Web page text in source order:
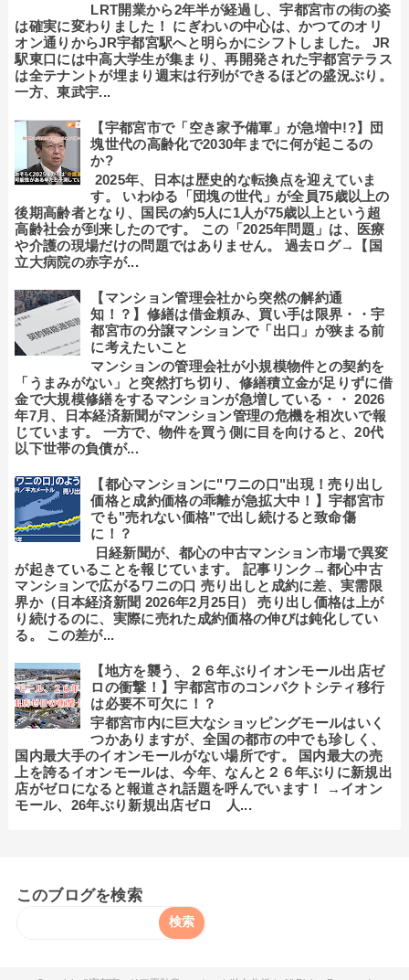
LRT開業から2年半が経過し、宇都宮市の街の姿
は確実に変わりました！ にぎわいの中心は、かつてのオリ
オン通りからJR宇都宮駅へと明らかにシフトしました。 JR
駅東口には中高大学生が集まり、再開発された宇都宮テラス
は全テナントが埋まり週末は行列ができるほどの盛況ぶり。
一方、東武宇...
【宇都宮市で「空き家予備軍」が急増中!?】団
塊世代の高齢化で2030年までに何が起こるの
か?
2025年、日本は歴史的な転換点を迎えていま
す。 いわゆる「団塊の世代」が全員75歳以上の
後期高齢者となり、国民の約5人に1人が75歳以上という超
高齢社会が到来したのです。 この「2025年問題」は、医療
や介護の現場だけの問題ではありません。 過去ログ→【国
立大病院の赤字が...
【マンション管理会社から突然の解約通
知！？】修繕は借金頼み、買い手は限界・・宇
都宮市の分譲マンションで「出口」が狭まる前
に考えたいこと
マンションの管理会社が小規模物件との契約を
「うまみがない」と突然打ち切り、修繕積立金が足りずに借
金で大規模修繕をするマンションが急増している・・ 2026
年7月、日本経済新聞がマンション管理の危機を相次いで報
じています。 一方で、物件を買う側に目を向けると、20代
以下世帯の負債が...
【都心マンションに"ワニの口"出現！売り出し
価格と成約価格の乖離が急拡大中！】宇都宮市
でも"売れない価格"で出し続けると致命傷
に！？
日経新聞が、都心の中古マンション市場で異変
が起きていることを報じています。 記事リンク→都心中古
マンションで広がるワニの口 売り出しと成約に差、実需限
界か（日本経済新聞 2026年2月25日） 売り出し価格は上が
り続けるのに、実際に売れた成約価格の伸びは鈍化してい
る。 この差が...
【地方を襲う、２６年ぶりイオンモール出店ゼ
ロの衝撃！】宇都宮市のコンパクトシティ移行
は必要不可欠に！？
宇都宮市内に巨大なショッピングモールはいく
つかありますが、全国の都市の中でも珍しく、
国内最大手のイオンモールがない場所です。 国内最大の売
上を誇るイオンモールは、今年、なんと２６年ぶりに新規出
店がゼロになると報道され話題を呼んでいます！ →イオン
モール、26年ぶり新規出店ゼロ 人...
このブログを検索